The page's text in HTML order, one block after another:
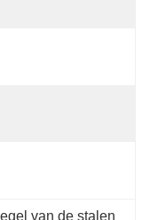
van de stalen